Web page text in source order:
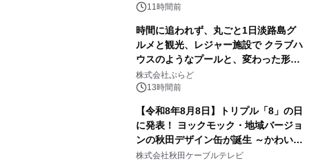
11時間前
時間に追われず、丸ごと1日淡路島グ
ルメと観光、レジャー施設で クラブハ
ウスのようなプールと、変わった形の
サウナも 「THE BOXY AWAJI」のお
得な素泊まり連泊プランで
株式会社ぷらど
13時間前
【令和8年8月8日】トリプル「8」の日
に発表！ ヨックモック・地域バージョ
ンの秋田デザイン缶が誕生 ～かわいい
秋田犬の子犬と秋田の四季と名所を巡
株式会社秋田ケーブルテレビ